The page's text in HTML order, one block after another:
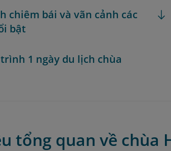
chiêm bái và vãn cảnh các
bật
1 ngày du lịch chùa
tổng quan về chùa